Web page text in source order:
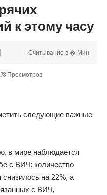
к этому часу
Просмотров
Считывание в � Мин
следующие важные
в мире наблюдается
с ВИЧ: количество
на 22%, а
с ВИЧ,